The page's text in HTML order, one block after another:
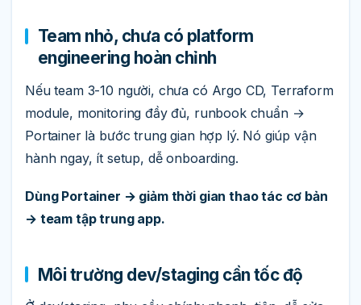
Team nhỏ, chưa có platform
engineering hoàn chỉnh
Nếu team 3-10 người, chưa có Argo CD, Terraform
module, monitoring đầy đủ, runbook chuẩn →
Portainer là bước trung gian hợp lý. Nó giúp vận
hành ngay, ít setup, dễ onboarding.
Dùng Portainer → giảm thời gian thao tác cơ bản
→ team tập trung app.
Môi trường dev/staging cần tốc độ